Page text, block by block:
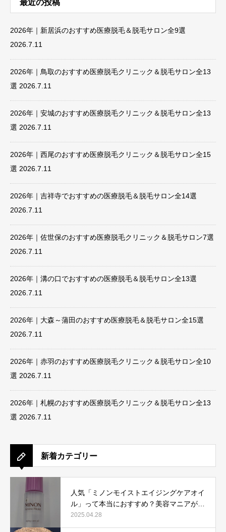
最近の投稿
2026年｜新居浜のおすすめ医療脱毛＆脱毛サロン全9選
2026.7.11
2026年｜鳥取のおすすめ医療脱毛クリニック＆脱毛サロン全13
選 2026.7.11
2026年｜安城のおすすめ医療脱毛クリニック＆脱毛サロン全13
選 2026.7.11
2026年｜西尾のおすすめ医療脱毛クリニック＆脱毛サロン全15
選 2026.7.11
2026年｜吉祥寺でおすすめの医療脱毛＆脱毛サロン全14選
2026.7.11
2026年｜佐世保のおすすめ医療脱毛クリニック＆脱毛サロン7選
2026.7.11
2026年｜溝の口でおすすめの医療脱毛＆脱毛サロン全13選
2026.7.11
2026年｜大森～蒲田のおすすめ医療脱毛＆脱毛サロン全15選
2026.7.11
2026年｜赤羽のおすすめ医療脱毛クリニック＆脱毛サロン全10
選 2026.7.11
2026年｜札幌のおすすめ医療脱毛クリニック＆脱毛サロン全13
選 2026.7.11
新着カテゴリー
人気「ミノンモイストエイジングケアオイ
ル」って本当におすすめ？美容マニアが実
際使用して口コミを検証！
2025.04.28